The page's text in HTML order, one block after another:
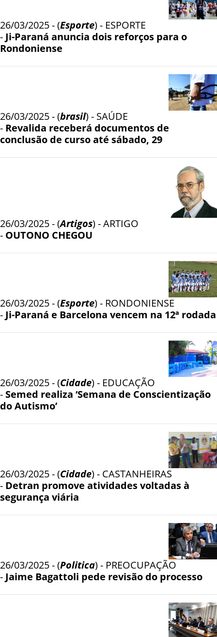
26/03/2025 - (Esporte) - ESPORTE
- Ji-Paraná anuncia dois reforços para o
Rondoniense
26/03/2025 - (brasil) - SAÚDE
- Revalida receberá documentos de
conclusão de curso até sábado, 29
26/03/2025 - (Artigos) - ARTIGO
- OUTONO CHEGOU
26/03/2025 - (Esporte) - RONDONIENSE
- Ji-Paraná e Barcelona vencem na 12ª rodada
26/03/2025 - (Cidade) - EDUCAÇÃO
- Semed realiza ‘Semana de Conscientização
do Autismo’
26/03/2025 - (Cidade) - CASTANHEIRAS
- Detran promove atividades voltadas à
segurança viária
26/03/2025 - (Politica) - PREOCUPAÇÃO
- Jaime Bagattoli pede revisão do processo